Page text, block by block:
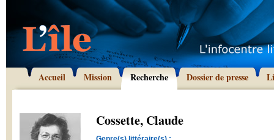
Accueil Mission Recherche Dossier de presse
Cossette, Claude